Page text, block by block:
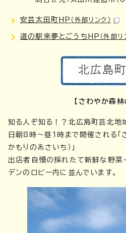
安芸太田町HP （外部リンク）
道の駅来夢とごうちHP （外部リ
【さわやか森林
知る人ぞ知る！？北広島町芸北
日朝8時～昼1時まで開催される「
かもりのあさいち）」
出店者自慢の採れたて新鮮な野菜
デンのロビー内に並んでいます。